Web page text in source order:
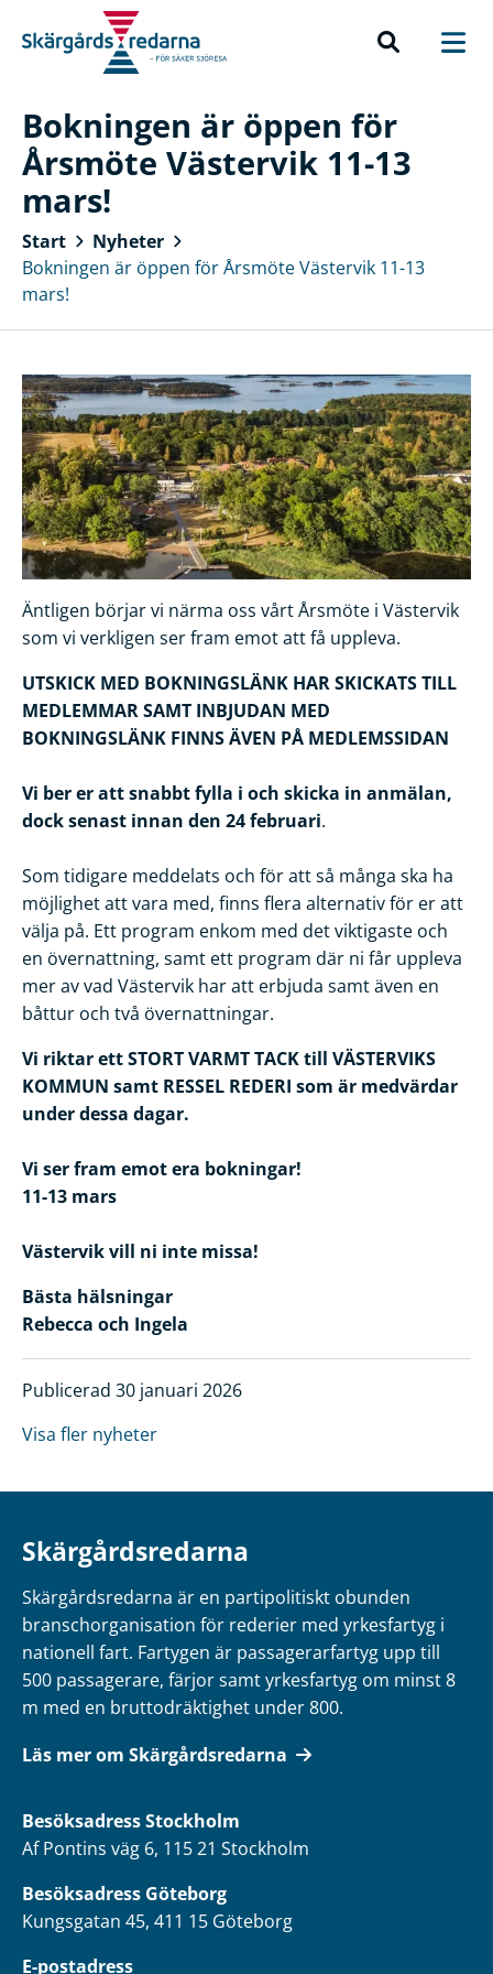
Bokningen är öppen för
Årsmöte Västervik 11-13
mars!
Start
Nyheter
Bokningen är öppen för Årsmöte Västervik 11-13
mars!
Äntligen börjar vi närma oss vårt Årsmöte i Västervik
som vi verkligen ser fram emot att få uppleva.
UTSKICK MED BOKNINGSLÄNK HAR SKICKATS TILL
MEDLEMMAR SAMT INBJUDAN MED
BOKNINGSLÄNK FINNS ÄVEN PÅ MEDLEMSSIDAN
Vi ber er att snabbt fylla i och skicka in anmälan,
dock senast innan den 24 februari.
Som tidigare meddelats och för att så många ska ha
möjlighet att vara med, finns flera alternativ för er att
välja på. Ett program enkom med det viktigaste och
en övernattning, samt ett program där ni får uppleva
mer av vad Västervik har att erbjuda samt även en
båttur och två övernattningar.
Vi riktar ett STORT VARMT TACK till VÄSTERVIKS
KOMMUN samt RESSEL REDERI som är medvärdar
under dessa dagar.
Vi ser fram emot era bokningar!
11-13 mars
Västervik vill ni inte missa!
Bästa hälsningar
Rebecca och Ingela
Publicerad 30 januari 2026
Visa fler nyheter
Skärgårdsredarna
Skärgårdsredarna är en partipolitiskt obunden
branschorganisation för rederier med yrkesfartyg i
nationell fart. Fartygen är passagerarfartyg upp till
500 passagerare, färjor samt yrkesfartyg om minst 8
m med en bruttodräktighet under 800.
Läs mer om Skärgårdsredarna
BesöksadressStockholm
Af Pontins väg 6, 115 21 Stockholm
Besöksadress Göteborg
Kungsgatan 45, 411 15 Göteborg
E-postadress